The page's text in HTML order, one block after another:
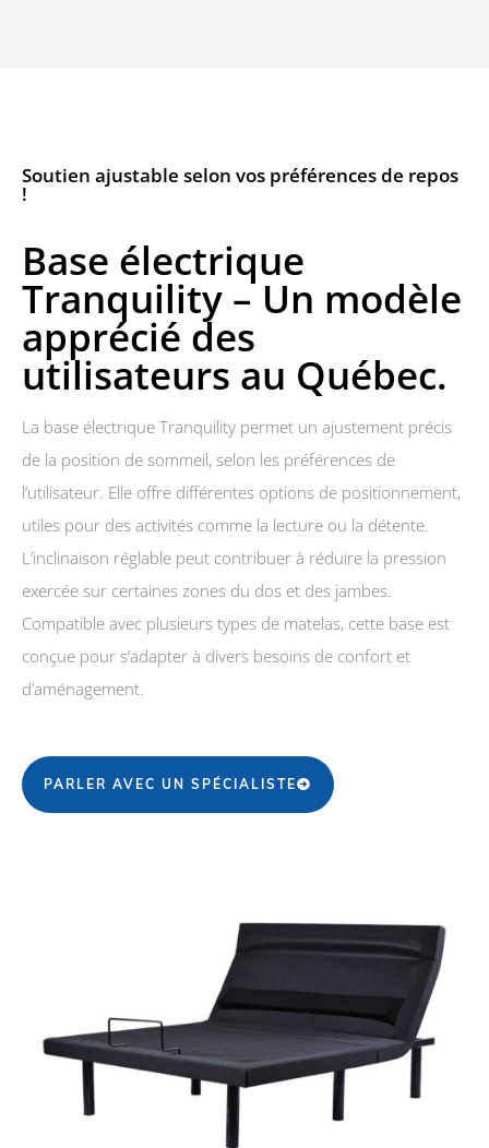
Soutien ajustable selon vos préférences de repos
!
Base électrique
Tranquility – Un modèle
apprécié des
utilisateurs au Québec.
La base électrique Tranquility permet un ajustement précis
de la position de sommeil, selon les préférences de
l’utilisateur. Elle offre différentes options de positionnement,
utiles pour des activités comme la lecture ou la détente.
L’inclinaison réglable peut contribuer à réduire la pression
exercée sur certaines zones du dos et des jambes.
Compatible avec plusieurs types de matelas, cette base est
conçue pour s’adapter à divers besoins de confort et
d’aménagement.
PARLER AVEC UN SPÉCIALISTE